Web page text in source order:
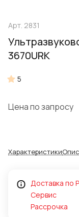
Арт. 2831
3670URK
5
Цена по запросу
Характеристики
Доставка по
Сервис
Рассрочка